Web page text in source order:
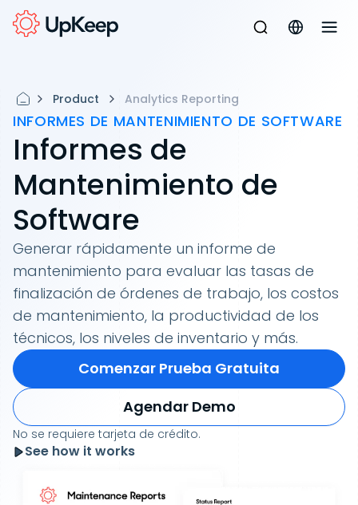
Product Analytics Reporting
INFORMES DE MANTENIMIENTO DE SOFTWARE
Informes de
Mantenimiento de
Software
Generar rápidamente un informe de
mantenimiento para evaluar las tasas de
finalización de órdenes de trabajo, los costos
de mantenimiento, la productividad de los
técnicos, los niveles de inventario y más.
Comenzar Prueba Gratuita
Agendar Demo
No se requiere tarjeta de crédito.
See how it works